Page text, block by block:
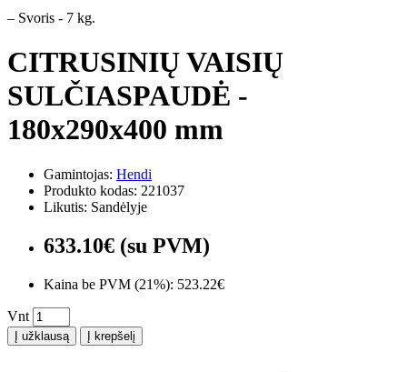
– Svoris - 7 kg.
CITRUSINIŲ VAISIŲ
SULČIASPAUDĖ -
180x290x400 mm
Gamintojas: Hendi
Produkto kodas: 221037
Likutis: Sandėlyje
633.10€ (su PVM)
Kaina be PVM (21%): 523.22€
Vnt
Į užklausą Į krepšelį